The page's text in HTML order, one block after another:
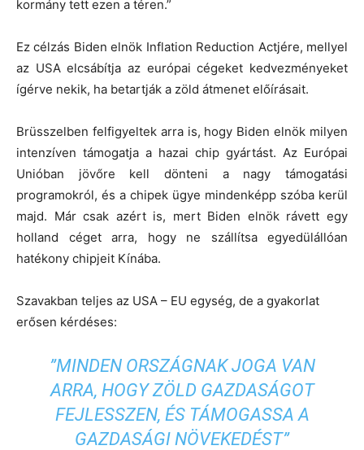
kormány tett ezen a téren.”
Ez célzás Biden elnök Inflation Reduction Actjére, mellyel
az USA elcsábítja az európai cégeket kedvezményeket
ígérve nekik, ha betartják a zöld átmenet előírásait.
Brüsszelben felfigyeltek arra is, hogy Biden elnök milyen
intenzíven támogatja a hazai chip gyártást. Az Európai
Unióban jövőre kell dönteni a nagy támogatási
programokról, és a chipek ügye mindenképp szóba kerül
majd. Már csak azért is, mert Biden elnök rávett egy
holland céget arra, hogy ne szállítsa egyedülállóan
hatékony chipjeit Kínába.
Szavakban teljes az USA – EU egység, de a gyakorlat
erősen kérdéses:
”MINDEN ORSZÁGNAK JOGA VAN
ARRA, HOGY ZÖLD GAZDASÁGOT
FEJLESSZEN, ÉS TÁMOGASSA A
GAZDASÁGI NÖVEKEDÉST”